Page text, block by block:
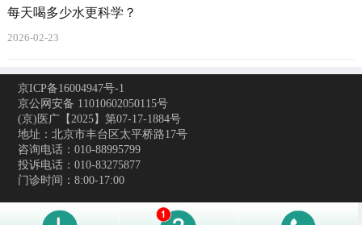
每天喝多少水更科学？
2026-02-23
京ICP备16004947号-1
京公网安备 11010602050115号
(京)医广【2025】第07-17-1884号
地址：北京市丰台区太平桥路17号
咨询电话：010-88995799
投诉电话：010-83275877
门诊时间：8:00-17:00